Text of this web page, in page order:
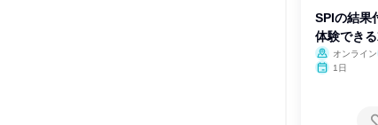
SPIの結果
体験でき
オンライン
1日